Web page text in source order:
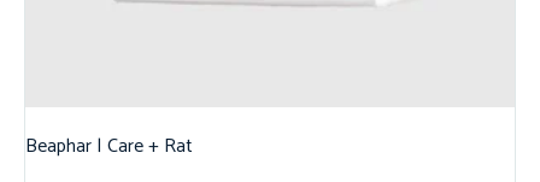
Beaphar | Care + Rat